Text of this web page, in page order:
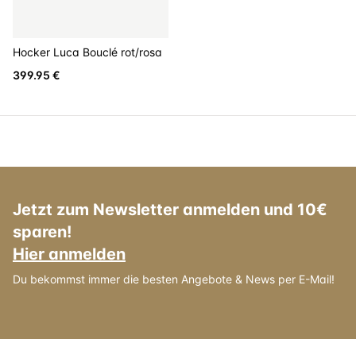
Hocker Luca Bouclé rot/rosa
399.95 €
Jetzt zum Newsletter anmelden und 10€
sparen!
Hier anmelden
Du bekommst immer die besten Angebote & News per E-Mail!